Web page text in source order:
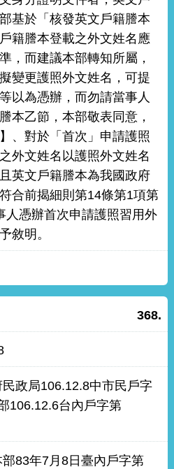
基於「核發英文戶籍謄本
籍謄本登載之外文姓名應
，而建議本部轉知所屬，
變更護照外文姓名，可提
以為憑辦，而勿請當事人
本乙節，本部敬表同意，
、對於「首次」申請護照
外文姓名以護照外文姓名
英文戶籍謄本為我國政府
合前揭細則第14條第1項第
人憑辦首次申請護照習用外
敘明。
368.
政局106.12.8中市民戶字
106.12.6台內戶字第
83年7月8日臺內戶字第